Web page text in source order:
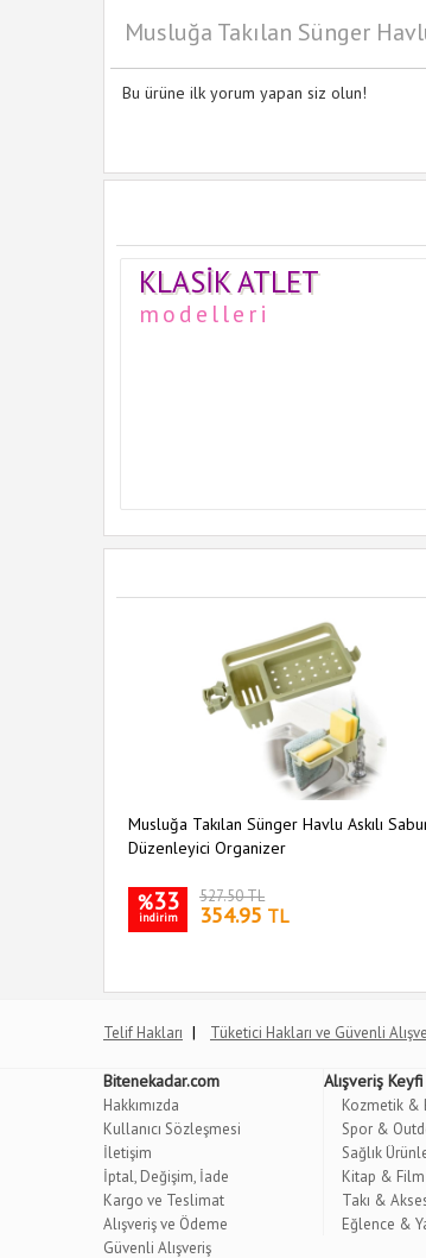
Musluğa Takılan Sünger
Bu ürüne ilk yorum yapan siz olun!
KLASIK ATLET
modelleri
Musluğa Takılan Sünger Havlu Askılı
Düzenleyici Organizer
%33
indirim
527.50 TL
354.95 TL
Telif Hakları | Tüketici Hakları ve Güvenli
Bitenekadar.com
Hakkımızda
Kullanıcı Sözleşmesi
İletişim
İptal, Değişim, İade
Kargo ve Teslimat
Alışveriş ve Ödeme
Güvenli Alışveriş
Alışveriş Keyfi
Kozmetik &
Spor &
Sağlık
Kitap &
Takı &
Eğlence &